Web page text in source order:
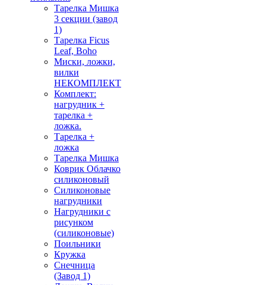
Тарелка Мишка
3 секции (завод
1)
Тарелка Ficus
Leaf, Boho
Миски, ложки,
вилки
НЕКОМПЛЕКТ
Комплект:
нагрудник +
тарелка +
ложка.
Тарелка +
ложка
Тарелка Мишка
Коврик Облачко
силиконовый
Силиконовые
нагрудники
Нагрудники с
рисунком
(силиконовые)
Поильники
Кружка
Снечница
(Завод 1)